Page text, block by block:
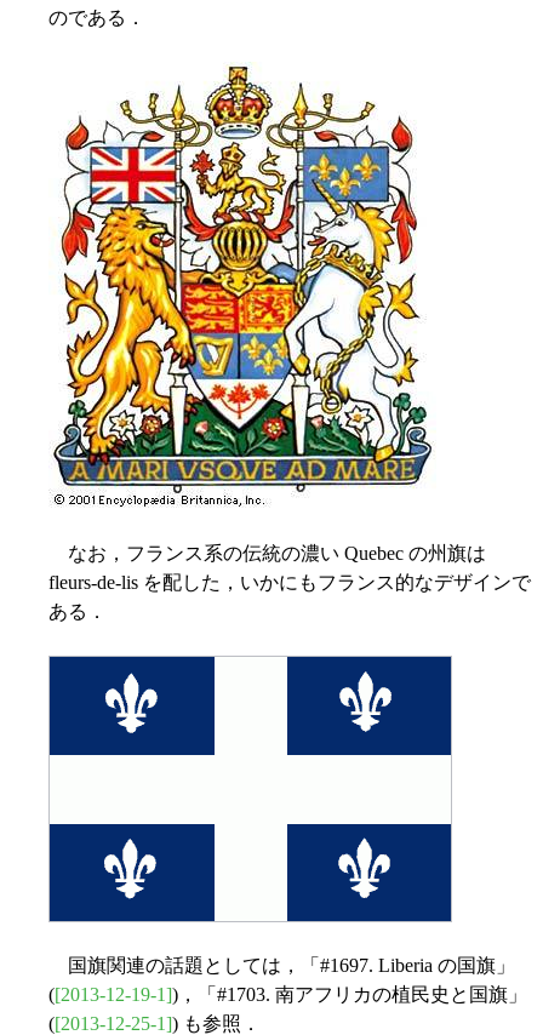
のである．
なお，フランス系の伝統の濃い Quebec の州旗は
fleurs-de-lis を配した，いかにもフランス的なデザインで
ある．
国旗関連の話題としては，「#1697. Liberia の国旗」
([2013-12-19-1])，「#1703. 南アフリカの植民史と国旗」
([2013-12-25-1]) も参照．